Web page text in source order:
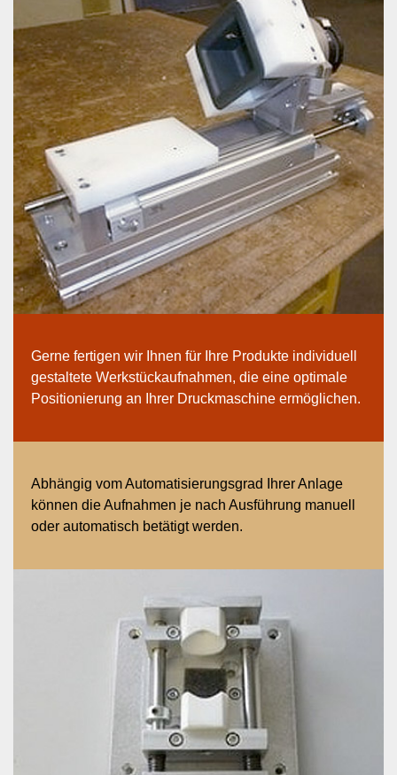
Gerne fertigen wir Ihnen für Ihre Produkte individuell
gestaltete Werkstückaufnahmen, die eine optimale
Positionierung an Ihrer Druckmaschine ermöglichen.
Abhängig vom Automatisierungsgrad Ihrer Anlage
können die Aufnahmen je nach Ausführung manuell
oder automatisch betätigt werden.